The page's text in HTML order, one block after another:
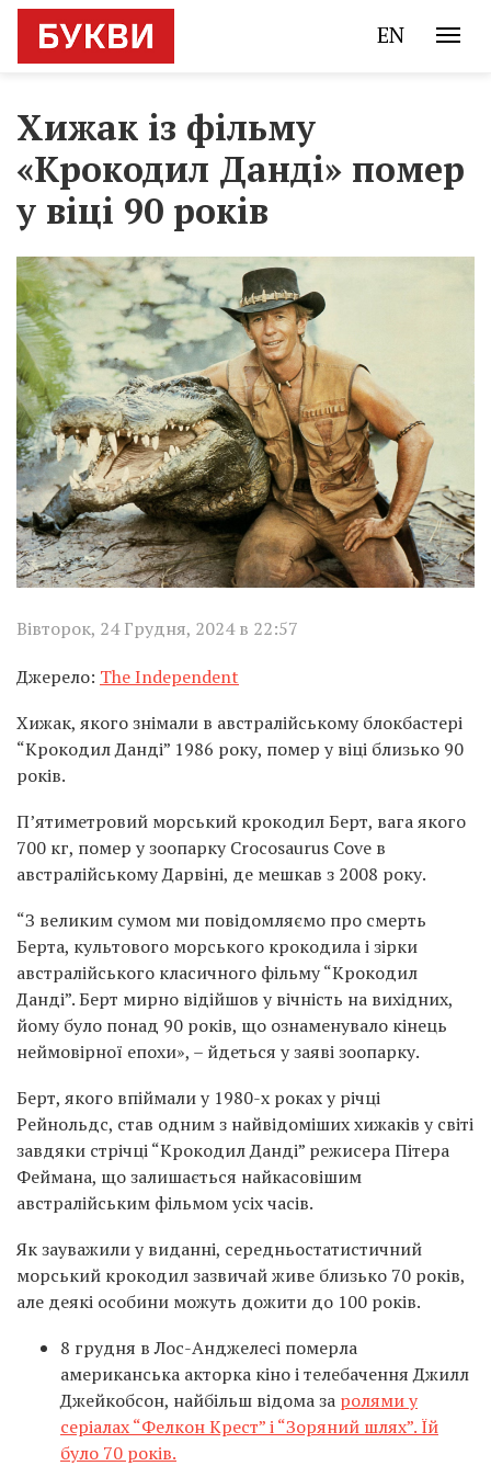
EN
Хижак із фільму
«Крокодил Данді» помер
у віці 90 років
Вівторок, 24 Грудня, 2024 в 22:57
Джерело: The Independent
Хижак, якого знімали в австралійському блокбастері
“Крокодил Данді” 1986 року, помер у віці близько 90
років.
П’ятиметровий морський крокодил Берт, вага якого
700 кг, помер у зоопарку Crocosaurus Cove в
австралійському Дарвіні, де мешкав з 2008 року.
“З великим сумом ми повідомляємо про смерть
Берта, культового морського крокодила і зірки
австралійського класичного фільму “Крокодил
Данді”. Берт мирно відійшов у вічність на вихідних,
йому було понад 90 років, що ознаменувало кінець
неймовірної епохи», – йдеться у заяві зоопарку.
Берт, якого впіймали у 1980-х роках у річці
Рейнольдс, став одним з найвідоміших хижаків у світі
завдяки стрічці “Крокодил Данді” режисера Пітера
Феймана, що залишається найкасовішим
австралійським фільмом усіх часів.
Як зауважили у виданні, середньостатистичний
морський крокодил зазвичай живе близько 70 років,
але деякі особини можуть дожити до 100 років.
8 грудня в Лос-Анджелесі померла
американська акторка кіно і телебачення Джилл
Джейкобсон, найбільш відома за ролями у
серіалах “Фелкон Крест” і “Зоряний шлях”. Їй
було 70 років.